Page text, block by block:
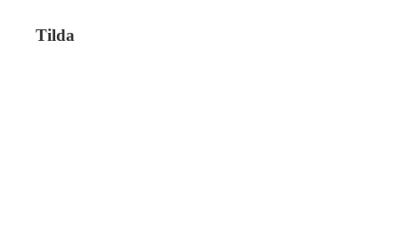
Tilda